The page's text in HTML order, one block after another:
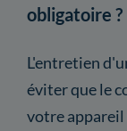
obligatoire ?
L'entretien
éviter que le
votre appareil